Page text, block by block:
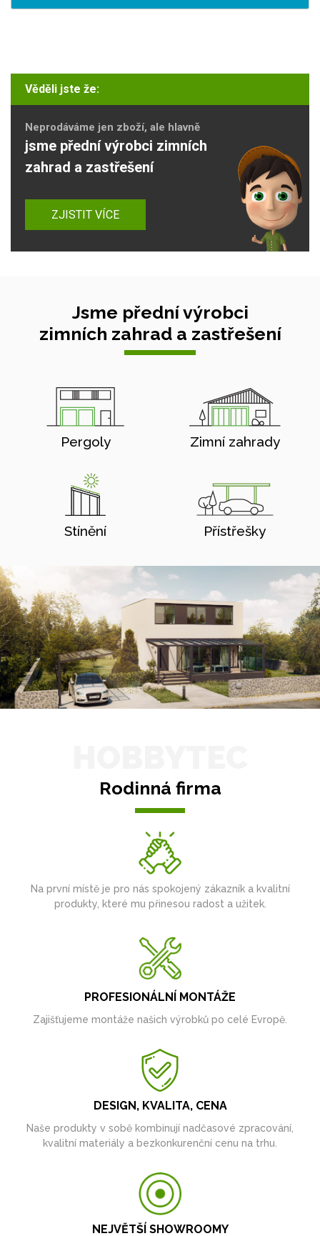
Věděli jste že:
Neprodáváme jen zboží, ale hlavně
jsme přední výrobci zimních
zahrad a zastřešení
ZJISTIT VÍCE
Jsme přední výrobci
zimních zahrad a zastřešení
Pergoly Zimní zahrady
Stínění Přístřešky
Rodinná firma
Na první místě je pro nás spokojený zákazník a kvalitní
produkty, které mu přinesou radost a užitek.
PROFESIONÁLNÍ MONTÁŽE
Zajišťujeme montáže našich výrobků po celé Evropě.
DESIGN, KVALITA, CENA
Naše produkty v sobě kombinují nadčasové zpracování,
kvalitní materiály a bezkonkurenční cenu na trhu.
NEJVĚTŠÍ SHOWROOMY